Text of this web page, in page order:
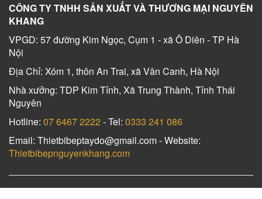
CÔNG TY TNHH SẢN XUẤT VÀ THƯƠNG MẠI NGUYÊN
KHANG
VPGD: 57 đường Kim Ngọc, Cụm 1 - xã Ô Diên - TP Hà
Nội
Địa Chỉ: Xóm 1, thôn An Trai, xã Vân Canh, Hà Nội
Nhà xưởng: TDP Kim Tỉnh, Xã Trung Thành, Tỉnh Thái
Nguyên
Hotline: 07 6467 2222 - Tel: 0333 241 086
Email: Thietbibeptaydo@gmail.com - Website:
Thietbibepnguyenkhang.com